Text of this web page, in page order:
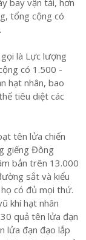
bay vận tải, hơn
tổng cộng có
là Lực lượng
có 1.500 -
hạt nhân, bao
tiêu diệt các
tên lửa chiến
giếng Đông
bắn trên 13.000
sắt và kiểu
có đủ mọi thứ.
khí hạt nhân
quả tên lửa đạn
lửa đạn đạo lắp